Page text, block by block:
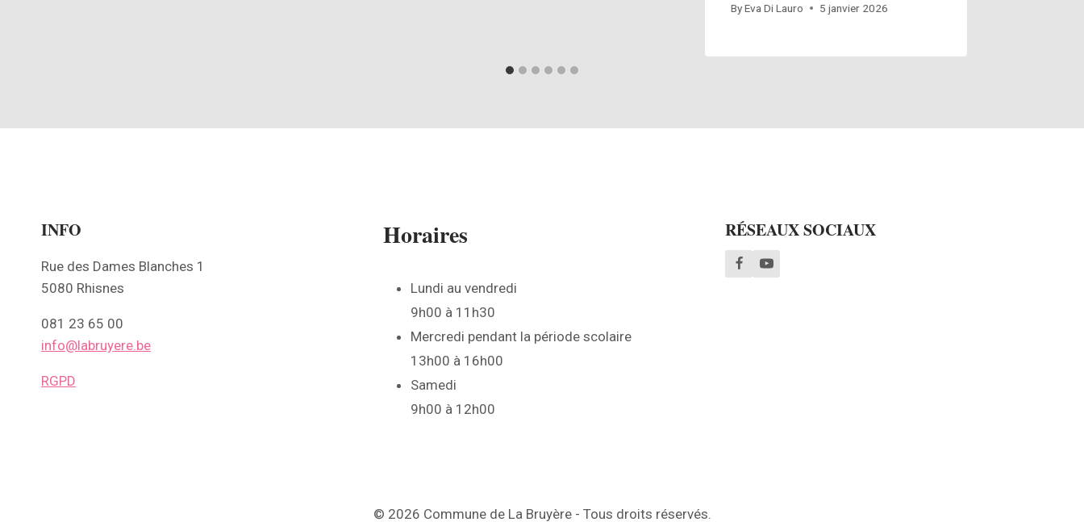
ByEva Di Lauro 5 janvier 2026
INFO
Rue des Dames Blanches 1
5080 Rhisnes
081 23 65 00
info@labruyere.be
RGPD
Horaires
Lundi au vendredi
9h00 à 11h30
Mercredi pendant la période scolaire
13h00 à 16h00
Samedi
9h00 à 12h00
RÉSEAUX SOCIAUX
© 2026 Commune de La Bruyère - Tous droits réservés.